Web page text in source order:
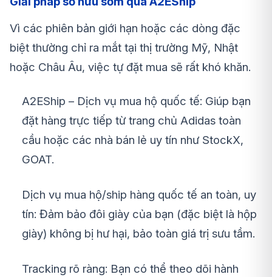
Vì các phiên bản giới hạn hoặc các dòng đặc
biệt thường chỉ ra mắt tại thị trường Mỹ, Nhật
hoặc Châu Âu, việc tự đặt mua sẽ rất khó khăn.
A2EShip – Dịch vụ mua hộ quốc tế: Giúp bạn
đặt hàng trực tiếp từ trang chủ Adidas toàn
cầu hoặc các nhà bán lẻ uy tín như StockX,
GOAT.
Dịch vụ mua hộ/ship hàng quốc tế an toàn, uy
tín: Đảm bảo đôi giày của bạn (đặc biệt là hộp
giày) không bị hư hại, bảo toàn giá trị sưu tầm.
Tracking rõ ràng: Bạn có thể theo dõi hành